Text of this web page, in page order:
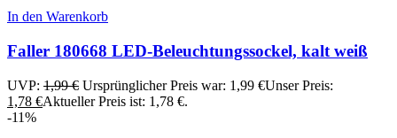
In den Warenkorb
Faller 180668 LED-Beleuchtungssockel, kalt weiß
UVP: 1,99€ Ursprünglicher Preis war: 1,99 €Unser Preis:
1,78 €Aktueller Preis ist: 1,78 €.
-11%